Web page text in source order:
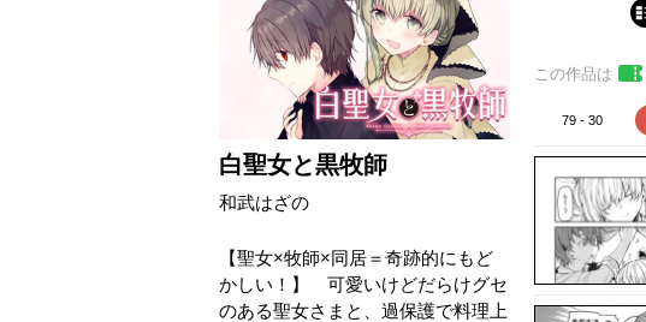
白聖女と黒牧師
和武はざの
【聖女×牧師×同居＝奇跡的にもど
かしい！】 可愛いけどだらけグセ
のある聖女さまと、過保護で料理上
この作品は
79 - 30